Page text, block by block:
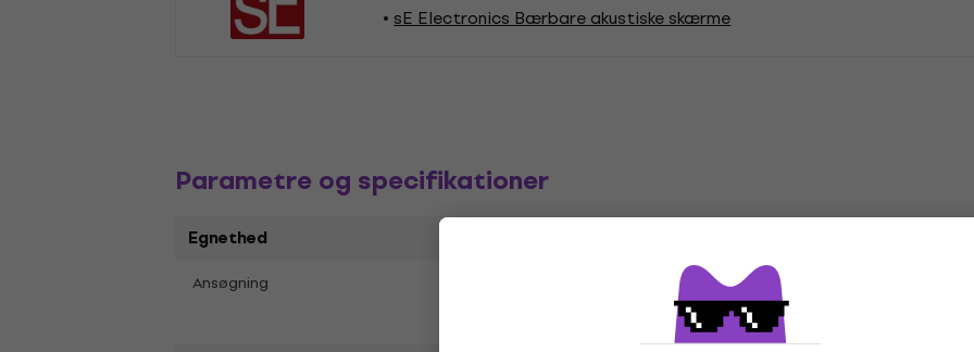
sE Electronics Bærbare akustiske skærme
Parametre og specifikationer
Egnethed
Ansøgning Type